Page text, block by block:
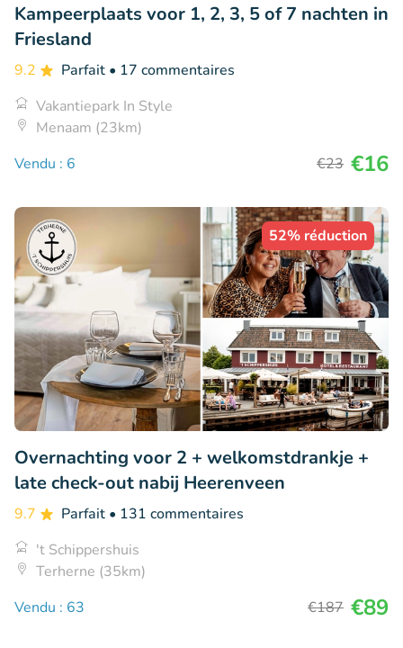
Kampeerplaats voor 1, 2, 3, 5 of 7 nachten in
Friesland
9.2 Parfait • 17 commentaires
Vakantiepark In Style
Menaam (23km)
Vendu : 6
€23 €16
52% réduction
Overnachting voor 2 + welkomstdrankje +
late check-out nabij Heerenveen
9.7 Parfait • 131 commentaires
't Schippershuis
Terherne (35km)
Vendu : 63
€187 €89